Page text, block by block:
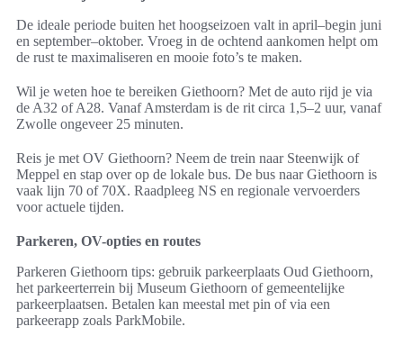
De ideale periode buiten het hoogseizoen valt in april–begin juni
en september–oktober. Vroeg in de ochtend aankomen helpt om
de rust te maximaliseren en mooie foto’s te maken.
Wil je weten hoe te bereiken Giethoorn? Met de auto rijd je via
de A32 of A28. Vanaf Amsterdam is de rit circa 1,5–2 uur, vanaf
Zwolle ongeveer 25 minuten.
Reis je met OV Giethoorn? Neem de trein naar Steenwijk of
Meppel en stap over op de lokale bus. De bus naar Giethoorn is
vaak lijn 70 of 70X. Raadpleeg NS en regionale vervoerders
voor actuele tijden.
Parkeren, OV-opties en routes
Parkeren Giethoorn tips: gebruik parkeerplaats Oud Giethoorn,
het parkeerterrein bij Museum Giethoorn of gemeentelijke
parkeerplaatsen. Betalen kan meestal met pin of via een
parkeerapp zoals ParkMobile.